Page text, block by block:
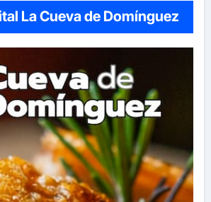
La Cueva de Domínguez